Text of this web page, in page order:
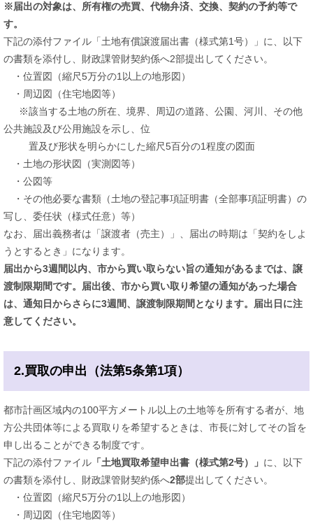
※届出の対象は、所有権の売買、代物弁済、交換、契約の予約等で
す。
下記の添付ファイル「土地有償譲渡届出書（様式第1号）」に、以下
の書類を添付し、財政課管財契約係へ2部提出してください。
・位置図（縮尺5万分の1以上の地形図）
・周辺図（住宅地図等）
※該当する土地の所在、境界、周辺の道路、公園、河川、その他
公共施設及び公用施設を示し、位
置及び形状を明らかにした縮尺5百分の1程度の図面
・土地の形状図（実測図等）
・公図等
・その他必要な書類（土地の登記事項証明書（全部事項証明書）の
写し、委任状（様式任意）等）
なお、届出義務者は「譲渡者（売主）」、届出の時期は「契約をしよ
うとするとき」になります。
届出から3週間以内、市から買い取らない旨の通知があるまでは、譲
渡制限期間です。届出後、市から買い取り希望の通知があった場合
は、通知日からさらに3週間、譲渡制限期間となります。届出日に注
意してください。
2.買取の申出（法第5条第1項）
都市計画区域内の100平方メートル以上の土地等を所有する者が、地
方公共団体等による買取りを希望するときは、市長に対してその旨を
申し出ることができる制度です。
下記の添付ファイル 「土地買取希望申出書（様式第2号）」 に、以下
の書類を添付し、財政課管財契約係へ2部提出してください。
・位置図（縮尺5万分の1以上の地形図）
・周辺図（住宅地図等）